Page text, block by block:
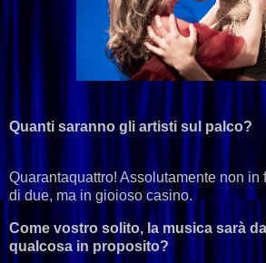
Quanti saranno gli artisti sul palco?
Quarantaquattro! Assolutamente non in
di due, ma in gioioso casino.
Come vostro solito, la musica sarà
qualcosa in proposito?